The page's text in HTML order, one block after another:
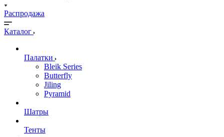
Распродажа
Каталог
Палатки
Bleik Series
Butterfly
Jiling
Pyramid
Шатры
Тенты